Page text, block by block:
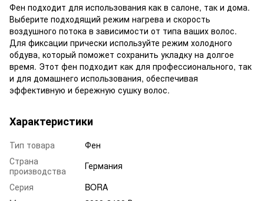
Фен подходит для использования как в салоне, так и дома.
Выберите подходящий режим нагрева и скорость
воздушного потока в зависимости от типа ваших волос.
Для фиксации прически используйте режим холодного
обдува, который поможет сохранить укладку на долгое
время. Этот фен подходит как для профессионального, так
и для домашнего использования, обеспечивая
эффективную и бережную сушку волос.
Характеристики
Тип товара
Фен
Страна
производства
Германия
Серия
BORA